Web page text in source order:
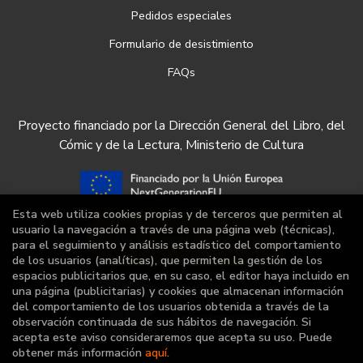
Pedidos especiales
Formulario de desistimiento
FAQs
Proyecto financiado por la Dirección General del Libro, del
Cómic y de la Lectura, Ministerio de Cultura
Esta web utiliza cookies propias y de terceros que permiten al
usuario la navegación a través de una página web (técnicas),
para el seguimiento y análisis estadístico del comportamiento
de los usuarios (analíticas), que permiten la gestión de los
espacios publicitarios que, en su caso, el editor haya incluido en
una página (publicitarias) y cookies que almacenan información
del comportamiento de los usuarios obtenida a través de la
observación continuada de sus hábitos de navegación. Si
acepta este aviso consideraremos que acepta su uso. Puede
obtener más información aquí.